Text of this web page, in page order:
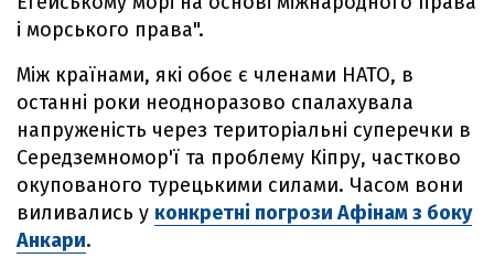
і морського права".
Між країнами, які обоє є членами НАТО, в
останні роки неодноразово спалахувала
напруженість через територіальні суперечки в
Середземномор'ї та проблему Кіпру, частково
окупованого турецькими силами. Часом вони
виливались у конкретні погрози Афінам з боку
Анкари.